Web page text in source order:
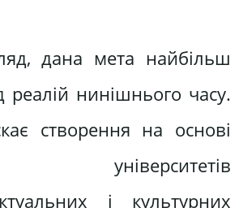
дана мета найбільш
реалій нинішнього часу.
створення на основі
університетів
і культурних